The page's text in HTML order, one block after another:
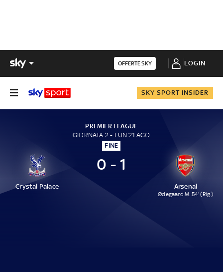
OFFERTE SKY LOGIN
SKY SPORT INSIDER
PREMIER LEAGUE
GIORNATA 2 - LUN 21 AGO
FINE
Crystal Palace
0 - 1
Arsenal
Ødegaard M. 54' (Rig.)